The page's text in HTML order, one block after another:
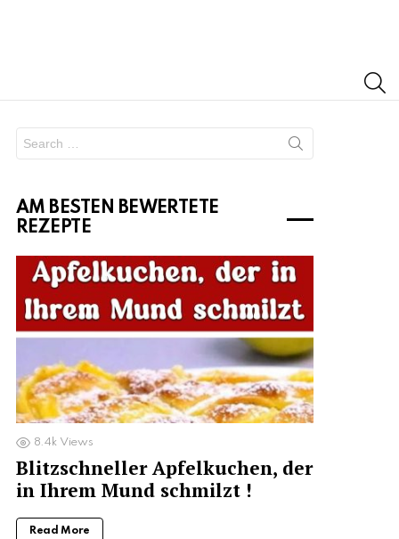
for:
AM BESTEN BEWERTETE
REZEPTE
8.4k Views
Blitzschneller Apfelkuchen, der
in Ihrem Mund schmilzt !
Read More